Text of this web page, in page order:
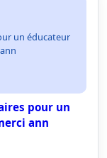
un éducateur
pour un
ann